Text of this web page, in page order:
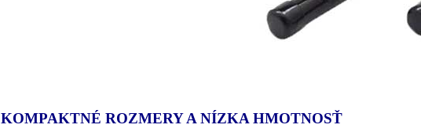
KOMPAKTNÉ ROZMERY A NÍZKA HMOTNOSŤ